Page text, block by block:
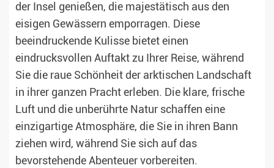
der Insel genießen, die majestätisch aus den
eisigen Gewässern emporragen. Diese
beeindruckende Kulisse bietet einen
eindrucksvollen Auftakt zu Ihrer Reise, während
Sie die raue Schönheit der arktischen Landschaft
in ihrer ganzen Pracht erleben. Die klare, frische
Luft und die unberührte Natur schaffen eine
einzigartige Atmosphäre, die Sie in ihren Bann
ziehen wird, während Sie sich auf das
bevorstehende Abenteuer vorbereiten.